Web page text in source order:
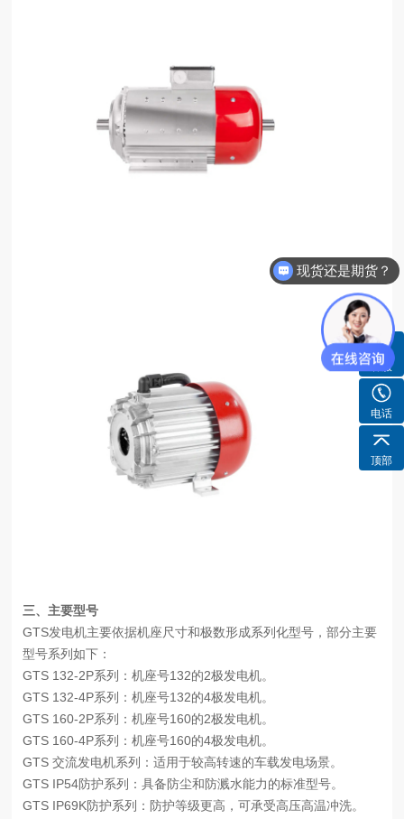
三、 主要型号
GTS发电机主要依据机座尺寸和极数形成系列化型号，部分主要
型号系列如下：
GTS 132-2P系列：机座号132的2极发电机。
GTS 132-4P系列：机座号132的4极发电机。
GTS 160-2P系列：机座号160的2极发电机。
GTS 160-4P系列：机座号160的4极发电机。
GTS 交流发电机系列：适用于较高转速的车载发电场景。
GTS IP54防护系列：具备防尘和防溅水能力的标准型号。
GTS IP69K防护系列：防护等级更高，可承受高压高温冲洗。
客服
电话
顶部
货期需要多久？